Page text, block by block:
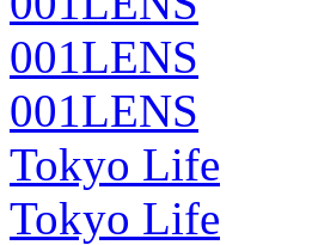
001LENS
001LENS
Tokyo Life
Tokyo Life